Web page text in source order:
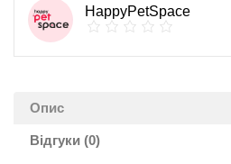
HappyPetSpace
Опис
Відгуки (0)